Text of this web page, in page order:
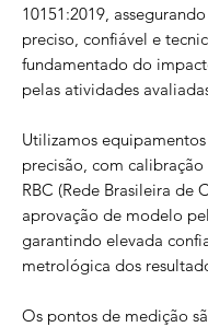
10151:2019,
preciso, confiável e
fundamentado do
pelas atividades
Utilizamos
precisão, com
RBC (Rede Brasileira de
aprovação de modelo
garantindo elevada
metrológica dos
Os pontos de medição